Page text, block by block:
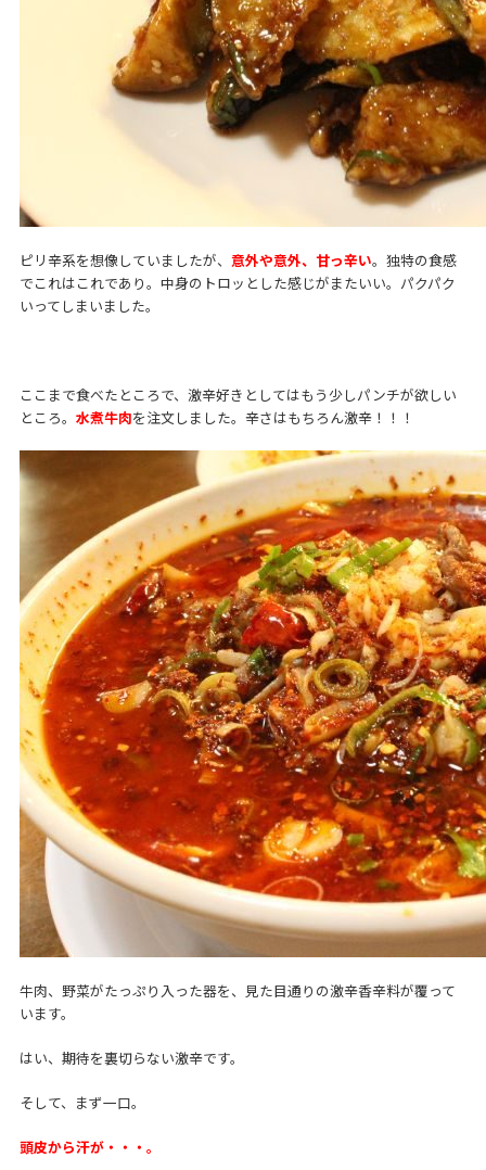
ピリ辛系を想像していましたが、 意外や意外、甘っ辛い。独特の食感
でこれはこれであり。中身のトロッとした感じがまたいい。パクパク
いってしまいました。
ここまで食べたところで、激辛好きとしてはもう少しパンチが欲しい
ところ。 水煮牛肉を注文しました。辛さはもちろん激辛！！！
牛肉、野菜がたっぷり入った器を、見た目通りの激辛香辛料が覆って
います。
はい、期待を裏切らない激辛です。
そして、まず一口。
頭皮から汗が・・・。